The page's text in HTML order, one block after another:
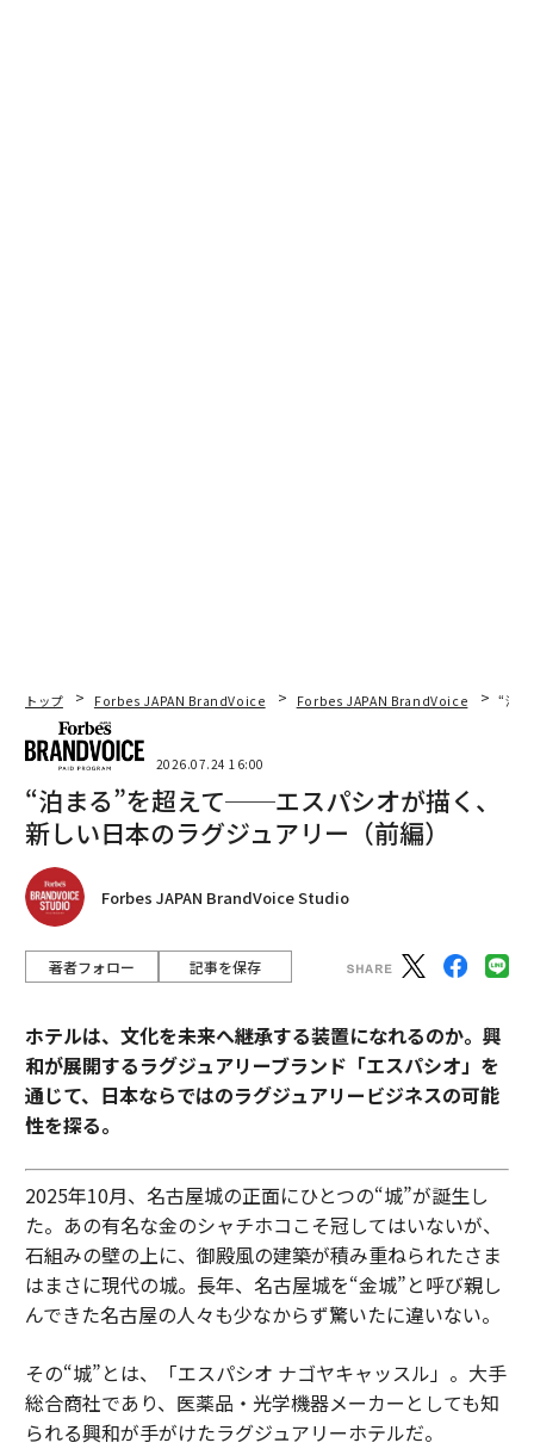
トップ Forbes JAPAN BrandVoice Forbes JAPAN BrandVoice “泊
2026.07.24 16:00
“泊まる”を超えて──エスパシオが描く、
新しい日本のラグジュアリー（前編）
Forbes JAPAN BrandVoice Studio
著者フォロー 記事を保存
ホテルは、文化を未来へ継承する装置になれるのか。興
和が展開するラグジュアリーブランド「エスパシオ」を
通じて、日本ならではのラグジュアリービジネスの可能
性を探る。
2025年10月、名古屋城の正面にひとつの“城”が誕生し
た。あの有名な金のシャチホコこそ冠してはいないが、
石組みの壁の上に、御殿風の建築が積み重ねられたさま
はまさに現代の城。長年、名古屋城を“金城”と呼び親し
んできた名古屋の人々も少なからず驚いたに違いない。
その“城”とは、「エスパシオ ナゴヤキャッスル」。大手
総合商社であり、医薬品・光学機器メーカーとしても知
られる興和が手がけたラグジュアリーホテルだ。